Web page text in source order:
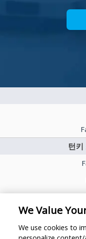
턴
We Value
We use cookies to